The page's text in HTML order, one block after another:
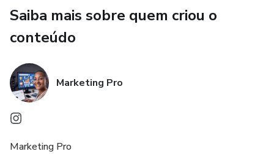
Saiba mais sobre quem criou o
conteúdo
Marketing Pro
Marketing Pro